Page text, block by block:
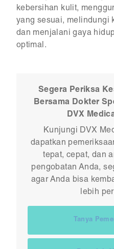
kebersihan kulit,
yang sesuai, melindungi
dan menjalani gaya
optimal.
Segera Periksa
Bersama Dokter
DVX
Kunjungi DVX
dapatkan
tepat, cepat, dan
pengobatan Anda,
agar Anda bisa
lebih
Tanya